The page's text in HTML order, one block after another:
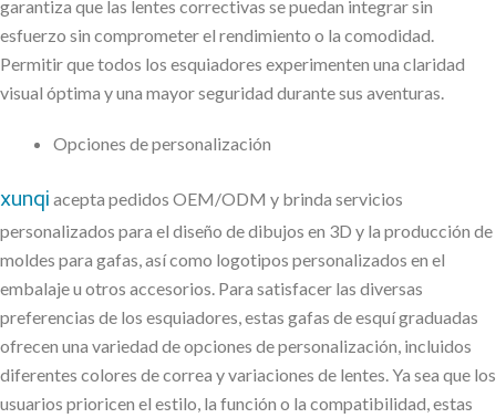
garantiza que las lentes correctivas se puedan integrar sin
esfuerzo sin comprometer el rendimiento o la comodidad.
Permitir que todos los esquiadores experimenten una claridad
visual óptima y una mayor seguridad durante sus aventuras.
Opciones de personalización
xunqi acepta pedidos OEM/ODM y brinda servicios
personalizados para el diseño de dibujos en 3D y la producción de
moldes para gafas, así como logotipos personalizados en el
embalaje u otros accesorios. Para satisfacer las diversas
preferencias de los esquiadores, estas gafas de esquí graduadas
ofrecen una variedad de opciones de personalización, incluidos
diferentes colores de correa y variaciones de lentes. Ya sea que los
usuarios prioricen el estilo, la función o la compatibilidad, estas